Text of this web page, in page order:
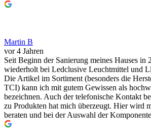
Martin B
vor 4 Jahren
Seit Beginn der Sanierung meines Hauses in
wiederholt bei Ledclusive Leuchtmittel und
Die Artikel im Sortiment (besonders die
TCI) kann ich mit gutem Gewissen als
bezeichnen. Auch der telefonische Kontakt
zu Produkten hat mich überzeugt. Hier wird
beraten und bei der Auswahl der